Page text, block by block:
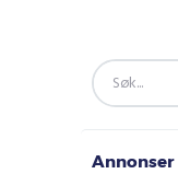
Annonser